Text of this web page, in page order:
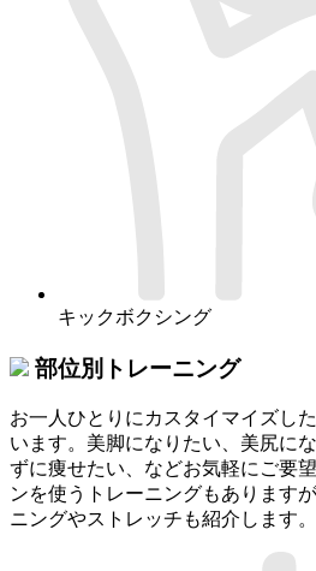
キックボクシング
部位別トレーニング
お一人ひとりにカスタイマイズし
います。美脚になりたい、美尻に
ずに痩せたい、などお気軽にご要
ンを使うトレーニングもあります
ニングやストレッチも紹介します。